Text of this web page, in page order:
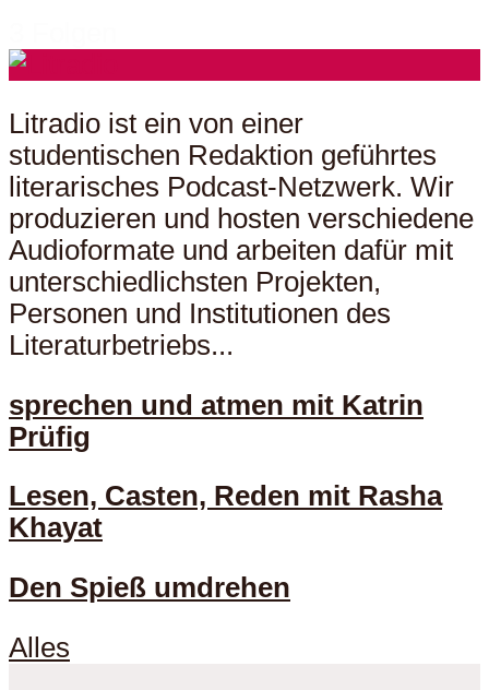
Litradio ist ein von einer
studentischen Redaktion geführtes
literarisches Podcast-Netzwerk. Wir
produzieren und hosten verschiedene
Audioformate und arbeiten dafür mit
unterschiedlichsten Projekten,
Personen und Institutionen des
Literaturbetriebs...
sprechen und atmen mit Katrin
Prüfig
Lesen, Casten, Reden mit Rasha
Khayat
Den Spieß umdrehen
Alles